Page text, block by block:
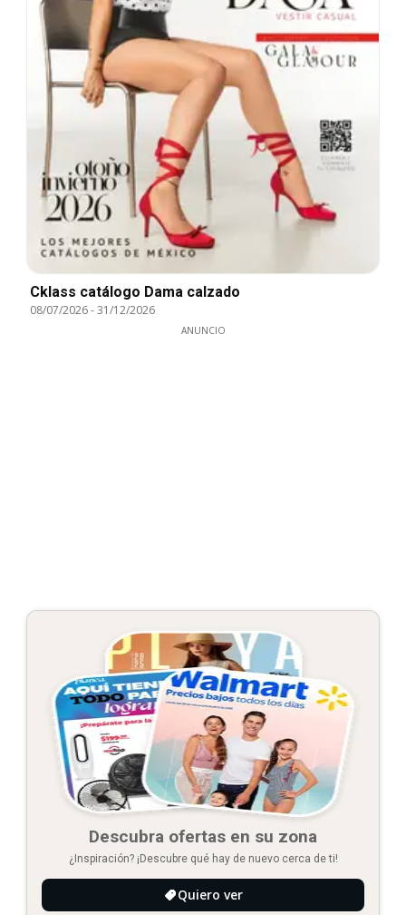
Cklass catálogo Dama calzado
08/07/2026-31/12/2026
ANUNCIO
Descubra ofertas en su zona
¿Inspiración? ¡Descubre qué hay de nuevo cerca de ti!
Quiero ver